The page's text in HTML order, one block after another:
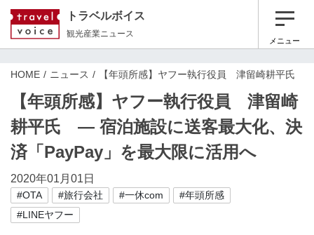
トラベルボイス
観光産業ニュース
メニュー
HOME ニュース 【年頭所感】ヤフー執行役員 津留崎耕平氏 ―
【年頭所感】ヤフー執行役員 津留崎
耕平氏 ― 宿泊施設に送客最大化、決
済「PayPay」を最大限に活用へ
2020年01月01日
#OTA #旅行会社 #一休com
#年頭所感
#LINEヤフー